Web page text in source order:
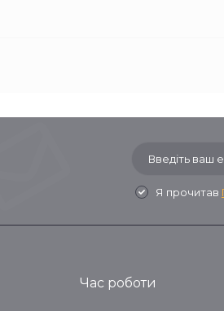
Я прочитав
Час роботи